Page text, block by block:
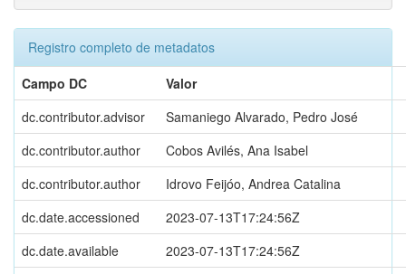
Registro completo de metadatos
Campo DC
Valor
dc.contributor.advisor
Samaniego Alvarado, Pedro José
dc.contributor.author
Cobos Avilés, Ana Isabel
dc.contributor.author
Idrovo Feijóo, Andrea Catalina
dc.date.accessioned
2023-07-13T17:24:56Z
dc.date.available
2023-07-13T17:24:56Z